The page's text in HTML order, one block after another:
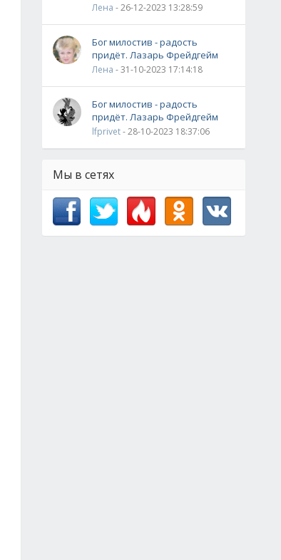
Лена - 26-12-2023 13:28:59
Бог милостив - радость
придёт. Лазарь Фрейдгейм
Лена - 31-10-2023 17:14:18
Бог милостив - радость
придёт. Лазарь Фрейдгейм
lfprivet- 28-10-2023 18:37:06
Мы в сетях